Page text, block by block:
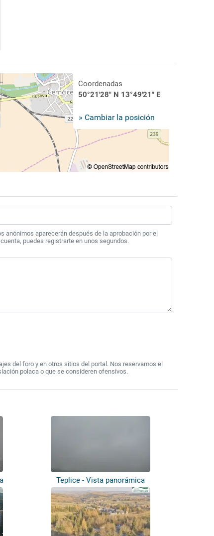
Coordenadas
50°21'28" N 13°49'21" E
» Cambiar la posición
anónimos aparecerán después de la aprobación por el
puedes registrarte en unos segundos.
del foro y en otros sitios del portal. Nos reservamos el
polaca o que se consideren ofensivos.
Teplice - Vista panorámica